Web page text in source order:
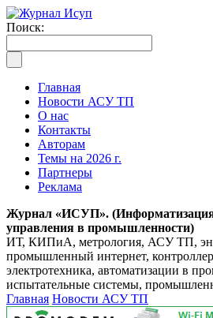
Поиск:
Главная
Новости АСУ ТП
О нас
Контакты
Авторам
Темы на 2026 г.
Партнеры
Реклама
Журнал «ИСУП».
управления в промышленности)
ИТ, КИПиА, метрология, АСУ ТП,
промышленный интернет,
электротехника, автоматизации в
испытательные системы,
Главная Новости АСУ ТП